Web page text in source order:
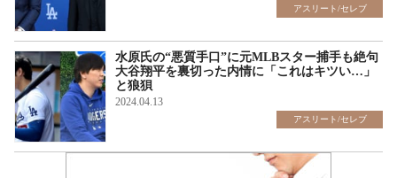
アスリート/セレブ
水原氏の“悪質手口”に元MLBスター捕手も絶句
大谷翔平を裏切った内情に「これはキツい…」
と狼狽
2024.04.13
アスリート/セレブ